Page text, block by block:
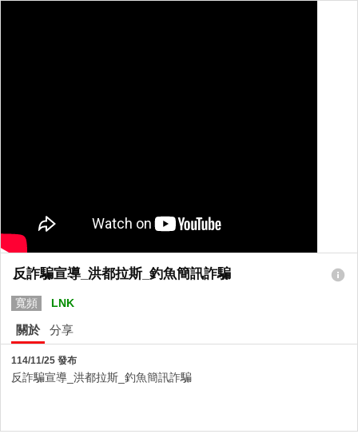
反詐騙宣導_洪都拉斯_釣魚簡訊詐騙
寬頻 LNK
關於 分享
114/11/25 發布
反詐騙宣導_洪都拉斯_釣魚簡訊詐騙